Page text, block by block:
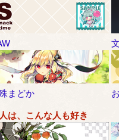
まどか
は、こんな人も好き